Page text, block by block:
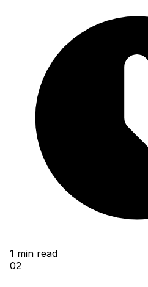
1 min read
02